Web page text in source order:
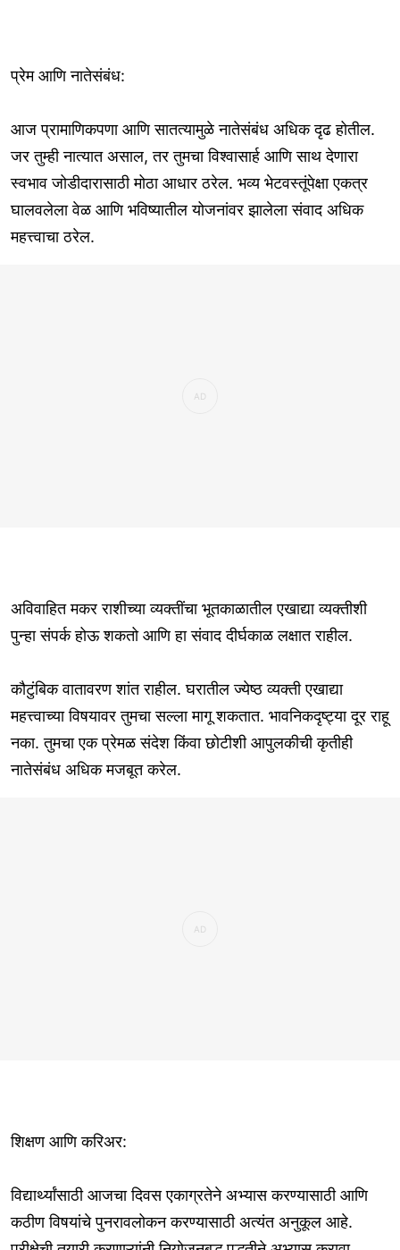
प्रेम आणि नातेसंबंध:
आज प्रामाणिकपणा आणि सातत्यामुळे नातेसंबंध अधिक दृढ होतील.
जर तुम्ही नात्यात असाल, तर तुमचा विश्वासार्ह आणि साथ देणारा
स्वभाव जोडीदारासाठी मोठा आधार ठरेल. भव्य भेटवस्तूंपेक्षा एकत्र
घालवलेला वेळ आणि भविष्यातील योजनांवर झालेला संवाद अधिक
महत्त्वाचा ठरेल.
अविवाहित मकर राशीच्या व्यक्तींचा भूतकाळातील एखाद्या व्यक्तीशी
पुन्हा संपर्क होऊ शकतो आणि हा संवाद दीर्घकाळ लक्षात राहील.
कौटुंबिक वातावरण शांत राहील. घरातील ज्येष्ठ व्यक्ती एखाद्या
महत्त्वाच्या विषयावर तुमचा सल्ला मागू शकतात. भावनिकदृष्ट्या दूर राहू
नका. तुमचा एक प्रेमळ संदेश किंवा छोटीशी आपुलकीची कृतीही
नातेसंबंध अधिक मजबूत करेल.
शिक्षण आणि करिअर:
विद्यार्थ्यांसाठी आजचा दिवस एकाग्रतेने अभ्यास करण्यासाठी आणि
कठीण विषयांचे पुनरावलोकन करण्यासाठी अत्यंत अनुकूल आहे.